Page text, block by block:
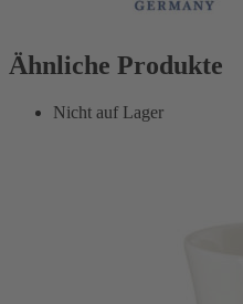
Ähnliche Produkte
Nicht auf Lager